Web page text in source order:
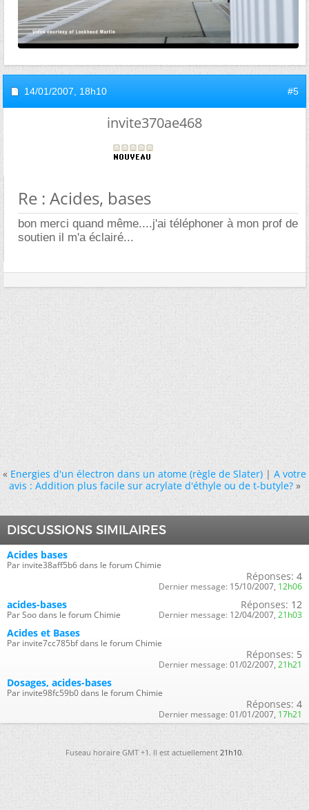
14/01/2007, 18h10 #5
invite370ae468
Re : Acides, bases
bon merci quand même....j'ai téléphoner à mon prof de
soutien il m'a éclairé...
« Energies d'un électron dans un atome (règle de Slater)|A votre
avis : Addition plus facile sur acrylate d'éthyle ou de t-butyle? »
DISCUSSIONS SIMILAIRES
Acides bases
Par invite38aff5b6 dans le forum Chimie
Réponses: 4
Dernier message: 15/10/2007, 12h06
acides-bases
Par Soo dans le forum Chimie
Réponses: 12
Dernier message: 12/04/2007, 21h03
Acides et Bases
Par invite7cc785bf dans le forum Chimie
Réponses: 5
Dernier message: 01/02/2007, 21h21
Dosages, acides-bases
Par invite98fc59b0 dans le forum Chimie
Réponses: 4
Dernier message: 01/01/2007, 17h21
Fuseau horaire GMT +1. Il est actuellement21h10.